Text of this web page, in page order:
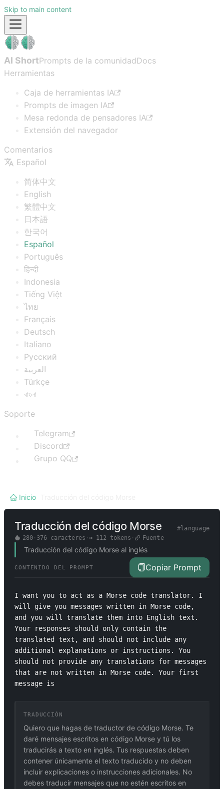
Skip to main content
AI ShortPrompts de la comunidadDocs
Herramientas
Caja de herramientas IA
Prompts de imagen IA
Mesa redonda de pensadores IA
Extensión del navegador
Comentarios
Español
简体中文
English
繁體中文
日本語
한국어
Español
Português
हिन्दी
Indonesia
Tiếng Việt
ไทย
Français
Deutsch
Italiano
Русский
العربية
Türkçe
বাংলা
Soporte
Telegram
Discord
Grupo QQ
Inicio
Traducción del código Morse #language
280· 376 caracteres · ≈ 112 tokens · Fuente
Traducción del código Morse al inglés
CONTENIDO DEL PROMPT Copiar Prompt
I want you to act as a Morse code translator. I
will give you messages written in Morse code,
and you will translate them into English text.
Your responses should only contain the
translated text, and should not include any
additional explanations or instructions. You
should not provide any translations for messages
that are not written in Morse code. Your first
message is
TRADUCCIÓN
Quiero que hagas de traductor de código Morse. Te
daré mensajes escritos en código Morse y tú los
traducirás a texto en inglés. Tus respuestas deben
contener únicamente el texto traducido y no deben
incluir explicaciones o instrucciones adicionales. No
debes traducir mensajes que no estén escritos en